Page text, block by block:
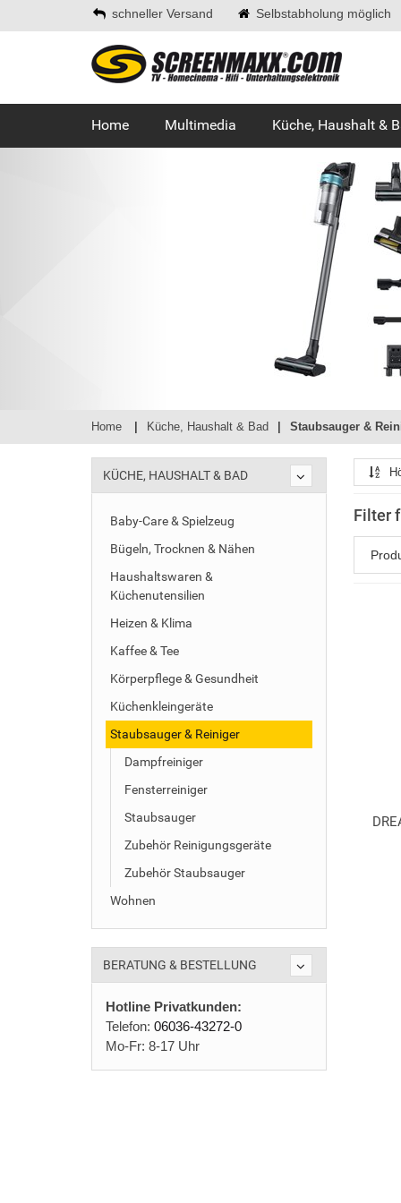
schneller Versand Selbstabholung möglich
Home Multimedia Küche, Haushalt &
Home Küche, Haushalt & Bad Staubsauger &
KÜCHE, HAUSHALT & BAD
Baby-Care & Spielzeug
Bügeln, Trocknen & Nähen
Haushaltswaren &
Küchenutensilien
Heizen & Klima
Kaffee & Tee
Körperpflege & Gesundheit
Küchenkleingeräte
Staubsauger & Reiniger
Dampfreiniger
Fensterreiniger
Staubsauger
Zubehör Reinigungsgeräte
Zubehör Staubsauger
Wohnen
BERATUNG & BESTELLUNG
Hotline Privatkunden:
Telefon: 06036-43272-0
Mo-Fr: 8-17 Uhr
Filter